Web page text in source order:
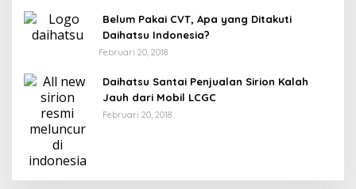
Belum Pakai CVT, Apa yang Ditakuti
Daihatsu Indonesia?
Februari 20, 2018
Daihatsu Santai Penjualan Sirion Kalah
Jauh dari Mobil LCGC
Februari 20, 2018